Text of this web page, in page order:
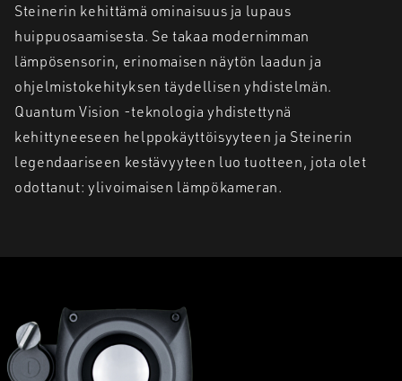
Steinerin kehittämä ominaisuus ja lupaus
huippuosaamisesta. Se takaa modernimman
lämpösensorin, erinomaisen näytön laadun ja
ohjelmistokehityksen täydellisen yhdistelmän.
Quantum Vision -teknologia yhdistettynä
kehittyneeseen helppokäyttöisyyteen ja Steinerin
legendaariseen kestävyyteen luo tuotteen, jota olet
odottanut: ylivoimaisen lämpökameran.